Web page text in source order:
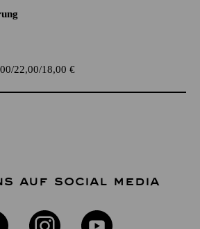
22,00 18,00 €
AUF SOCIAL MEDIA